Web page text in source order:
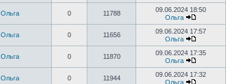
Ольга 0 11788
09.06.2024 18:50
Ольга
Ольга 0 11656
09.06.2024 17:57
Ольга
Ольга 0 11870
09.06.2024 17:35
Ольга
Ольга 0 11944
09.06.2024 17:32
Ольга